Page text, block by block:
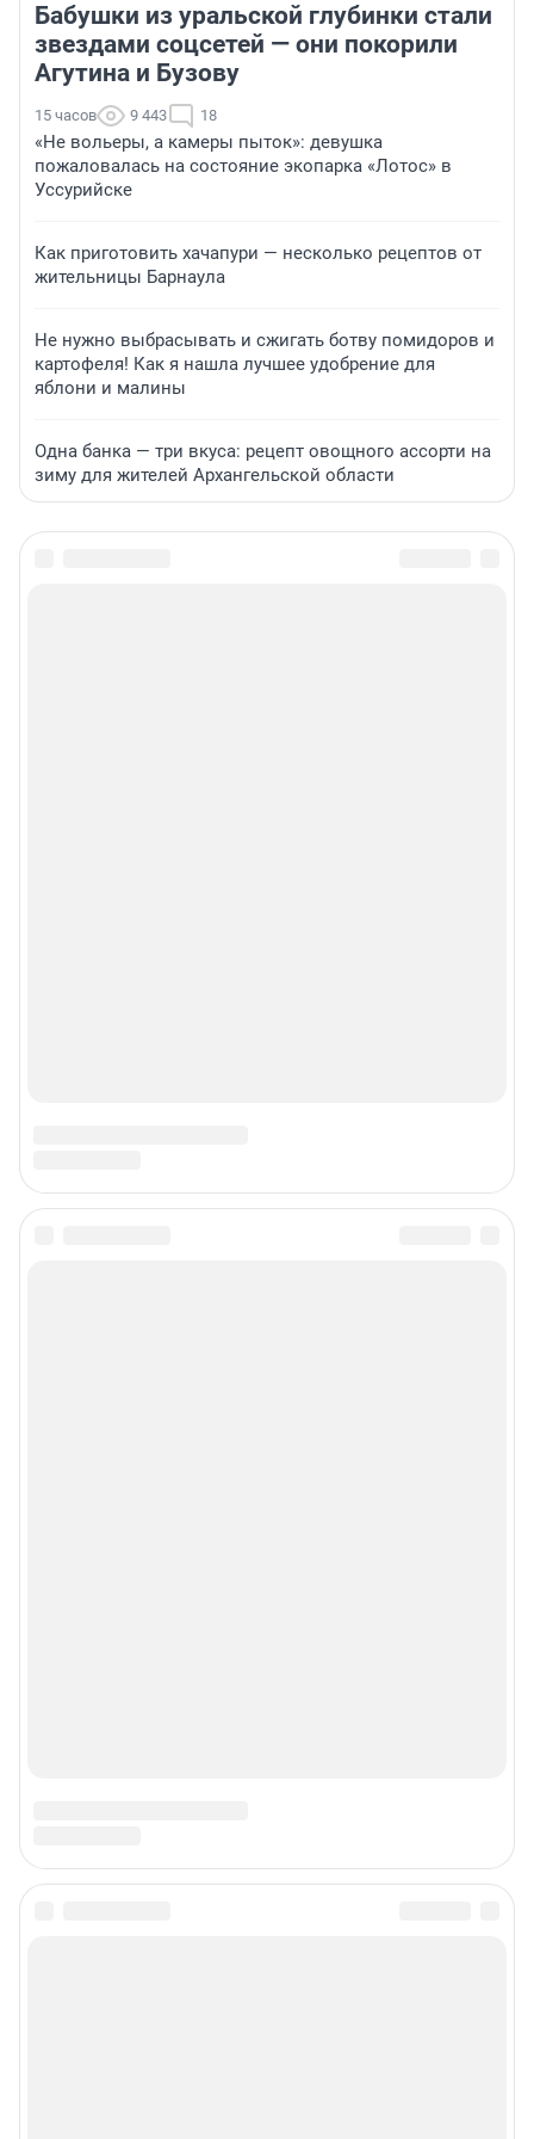
Бабушки из уральской глубинки стали
звездами соцсетей — они покорили
Агутина и Бузову
15 часов 9 443 18
«Не вольеры, а камеры пыток»: девушка
пожаловалась на состояние экопарка «Лотос» в
Уссурийске
Как приготовить хачапури — несколько рецептов от
жительницы Барнаула
Не нужно выбрасывать и сжигать ботву помидоров и
картофеля! Как я нашла лучшее удобрение для
яблони и малины
Одна банка — три вкуса: рецепт овощного ассорти на
зиму для жителей Архангельской области